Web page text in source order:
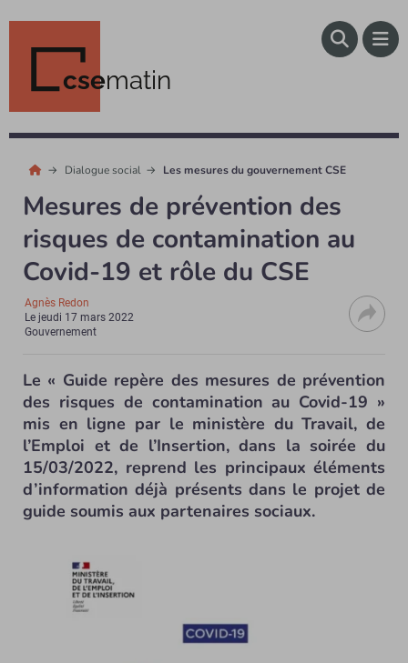
csematin
Dialogue social Les mesures du gouvernement CSE
Mesures de prévention des
risques de contamination au
Covid-19 et rôle du CSE
Agnès Redon
Le jeudi 17 mars 2022
Gouvernement
Le « Guide repère des mesures de prévention
des risques de contamination au Covid-19 »
mis en ligne par le ministère du Travail, de
l’Emploi et de l’Insertion, dans la soirée du
15/03/2022, reprend les principaux éléments
d’information déjà présents dans le projet de
guide soumis aux partenaires sociaux.